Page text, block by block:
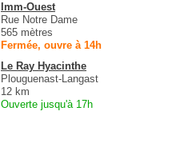
Imm-Ouest
Rue Notre Dame
565 mètres
Fermée, ouvre à 14h
Le Ray Hyacinthe
Plouguenast-Langast
12 km
Ouverte jusqu'à 17h